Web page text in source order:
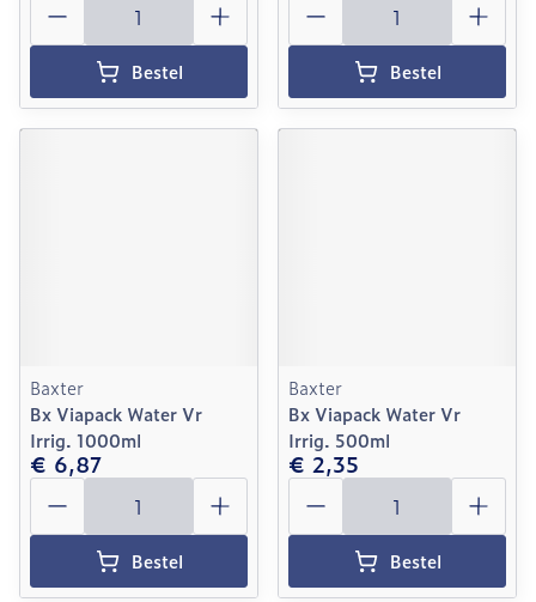
Bestel Bestel
Baxter
Bx Viapack Water Vr
Irrig. 1000ml
€ 6,87
Aantal
Bestel
Baxter
Bx Viapack Water Vr
Irrig. 500ml
€ 2,35
Aantal
Bestel